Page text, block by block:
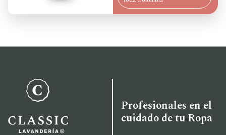
Profesionales en el
cuidado de tu Ropa